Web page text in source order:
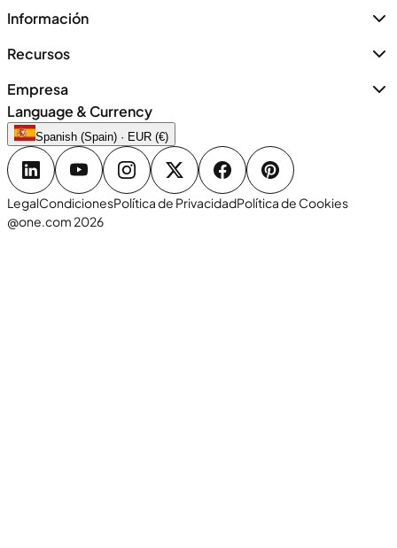
Información
Recursos
Empresa
Language & Currency
Spanish (Spain) · EUR (€)
LegalCondicionesPolítica de PrivacidadPolítica de Cookies
@one.com 2026